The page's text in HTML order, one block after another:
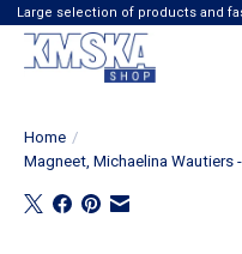
Large selection of products and
Home /
Magneet, Michaelina Wautiers